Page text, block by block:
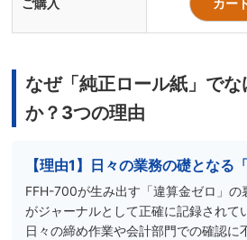
ご購入 カー
なぜ「純正ロール紙」で
か？3つの理由
【理由1】日々の業務の礎となる
FFH-700が生み出す「違算金ゼロ」の
がジャーナルとして正確に記録されて
日々の締め作業や会計部門での確認に